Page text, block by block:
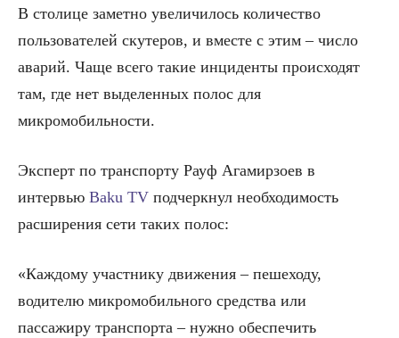
В столице заметно увеличилось количество
пользователей скутеров, и вместе с этим – число
аварий. Чаще всего такие инциденты происходят
там, где нет выделенных полос для
микромобильности.
Эксперт по транспорту Рауф Агамирзоев в
интервью Baku TV подчеркнул необходимость
расширения сети таких полос:
«Каждому участнику движения – пешеходу,
водителю микромобильного средства или
пассажиру транспорта – нужно обеспечить